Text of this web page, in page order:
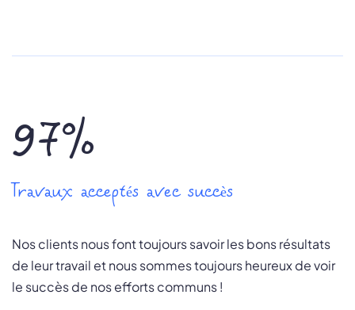
97%
Travaux acceptés avec succès
Nos clients nous font toujours savoir les bons résultats
de leur travail et nous sommes toujours heureux de voir
le succès de nos efforts communs !